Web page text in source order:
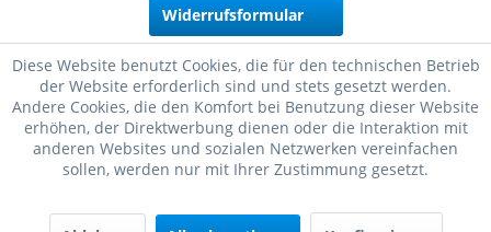
Widerrufsformular
Diese Website benutzt Cookies, die für den technischen Betrieb
der Website erforderlich sind und stets gesetzt werden.
Andere Cookies, die den Komfort bei Benutzung dieser Website
erhöhen, der Direktwerbung dienen oder die Interaktion mit
anderen Websites und sozialen Netzwerken vereinfachen
sollen, werden nur mit Ihrer Zustimmung gesetzt.